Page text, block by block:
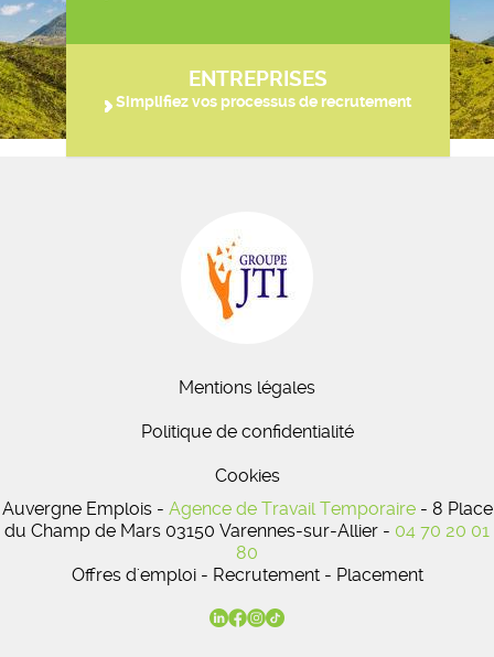
ENTREPRISES
Simplifiez vos processus de recrutement
Mentions légales
Politique de confidentialité
Cookies
Auvergne Emplois - Agence de Travail Temporaire- 8 Place
du Champ de Mars 03150 Varennes-sur-Allier - 04 70 20 01
80
Offres d'emploi - Recrutement - Placement